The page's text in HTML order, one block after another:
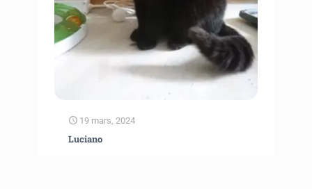
19 mars, 2024
Luciano